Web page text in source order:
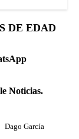
DE EDAD
Noticias.
Dago García